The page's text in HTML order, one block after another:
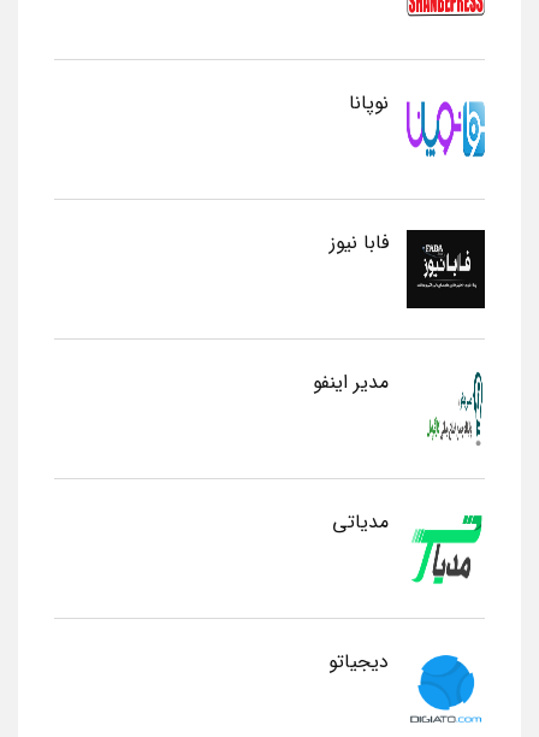
نوپانا
فابا نیوز
مدیر اینفو
مدیاتی
دیجیاتو